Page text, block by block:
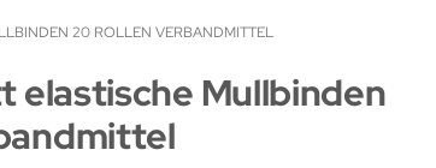
20 ROLLEN VERBANDMITTEL
elastische Mullbinden